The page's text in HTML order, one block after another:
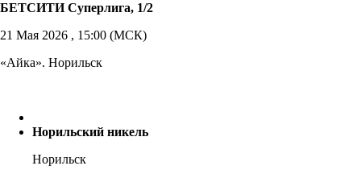
БЕТСИТИ Суперлига, 1/2
21 Мая 2026 , 15:00 (МСК)
«Айка». Норильск
Норильский никель
Норильск